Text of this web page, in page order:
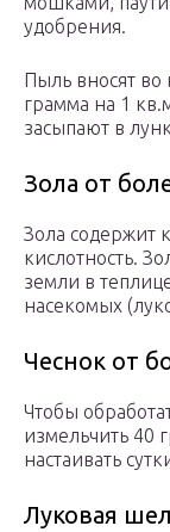
удобрения.
Пыль вносят во
грамма на 1
засыпают в
Зола от
Зола содержит
кислотность.
земли в
насекомых
Чеснок от
Чтобы
измельчить 40
настаивать
Луковая